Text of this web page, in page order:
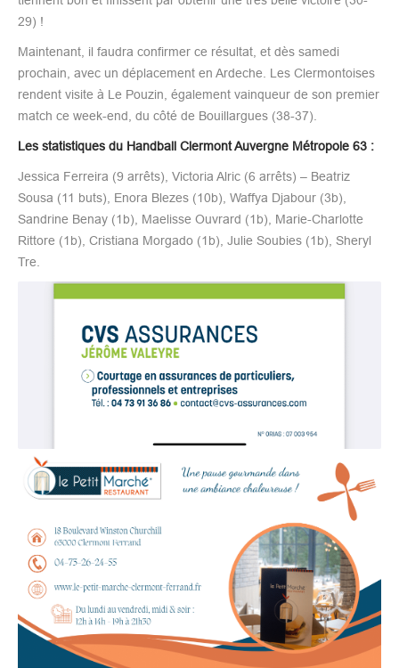
29) !
Maintenant, il faudra confirmer ce résultat, et dès samedi
prochain, avec un déplacement en Ardeche. Les Clermontoises
rendent visite à Le Pouzin, également vainqueur de son premier
match ce week-end, du côté de Bouillargues (38-37).
Les statistiques du Handball Clermont Auvergne Métropole 63 :
Jessica Ferreira (9 arrêts), Victoria Alric (6 arrêts) – Beatriz
Sousa (11 buts), Enora Blezes (10b), Waffya Djabour (3b),
Sandrine Benay (1b), Maelisse Ouvrard (1b), Marie-Charlotte
Rittore (1b), Cristiana Morgado (1b), Julie Soubies (1b), Sheryl
Tre.